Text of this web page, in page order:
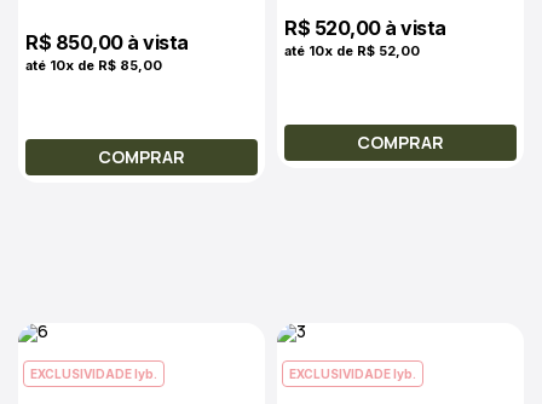
R$ 850,00 à vista
até 10x de R$ 85,00
COMPRAR
R$ 520,00 à vista
até 10x de R$ 52,00
COMPRAR
EXCLUSIVIDADE lyb. EXCLUSIVIDADE lyb.